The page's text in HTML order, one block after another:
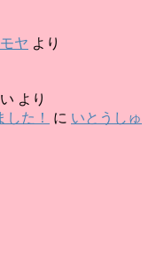
ヤ より
より
た！
に いとうしゅ